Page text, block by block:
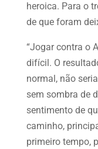
heroica. Para o
de que foram
“Jogar contra o
difícil. O
normal, não
sem sombra de
sentimento de
caminho,
primeiro tempo,